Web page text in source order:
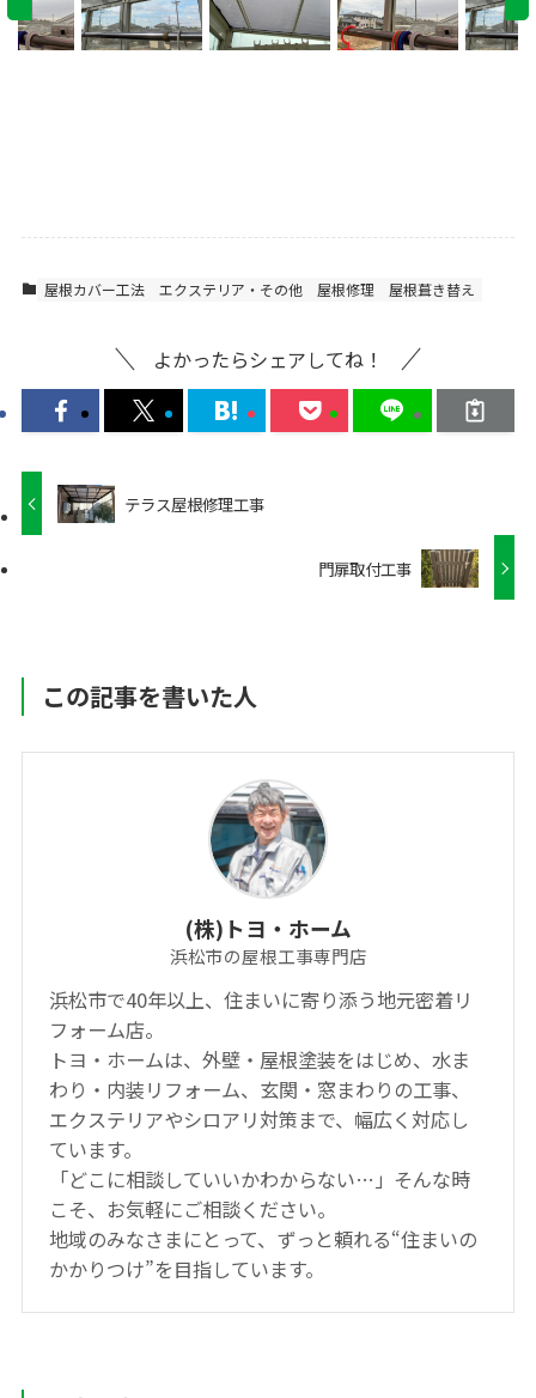
屋根カバー工法 エクステリア・その他 屋根修理 屋根葺き替え
よかったらシェアしてね！
テラス屋根修理工事
門扉取付工事
この記事を書いた人
(株)トヨ・ホーム
浜松市の屋根工事専門店
浜松市で40年以上、住まいに寄り添う地元密着リ
フォーム店。
トヨ・ホームは、外壁・屋根塗装をはじめ、水ま
わり・内装リフォーム、玄関・窓まわりの工事、
エクステリアやシロアリ対策まで、幅広く対応し
ています。
「どこに相談していいかわからない…」そんな時
こそ、お気軽にご相談ください。
地域のみなさまにとって、ずっと頼れる“住まいの
かかりつけ”を目指しています。